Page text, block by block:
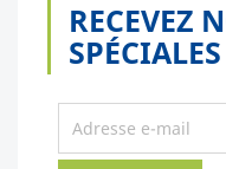
RECEVEZ
SPÉCIALES